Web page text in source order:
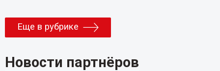
Еще в рубрике
Новости партнёров